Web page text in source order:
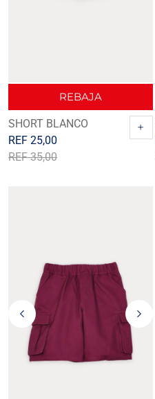
REBAJA
SHORT BLANCO
REF35,00
REF 25,00
+